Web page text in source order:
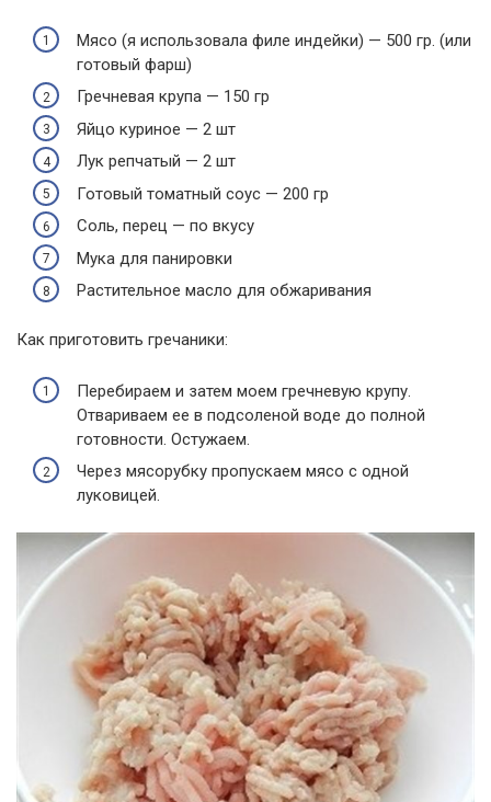
Мясо (я использовала филе индейки) — 500 гр. (или
готовый фарш)
Гречневая крупа — 150 гр
Яйцо куриное — 2 шт
Лук репчатый — 2 шт
Готовый томатный соус — 200 гр
Соль, перец — по вкусу
Мука для панировки
Растительное масло для обжаривания
Как приготовить гречаники:
Перебираем и затем моем гречневую крупу.
Отвариваем ее в подсоленой воде до полной
готовности. Остужаем.
Через мясорубку пропускаем мясо с одной
луковицей.